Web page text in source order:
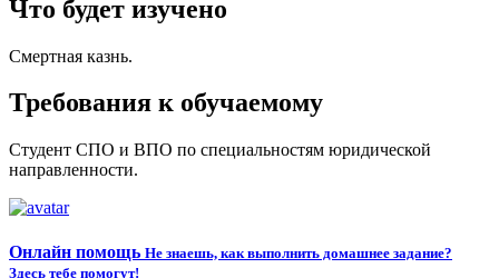
Что будет изучено
Смертная казнь.
Требования к обучаемому
Студент СПО и ВПО по специальностям юридической
направленности.
Онлайн помощь Не знаешь, как выполнить домашнее задание?
Здесь тебе помогут!